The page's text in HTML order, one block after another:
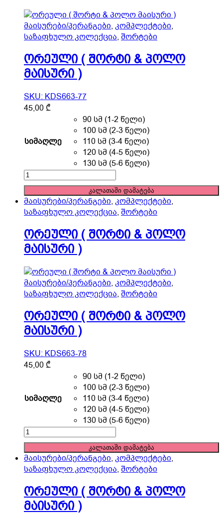
მაისურები/პერანგები, კომპლექტები,
საზაფხულო კოლექცია, შორტები
ორეული ( შორტი & პოლო
მაისური )
SKU: KDS663-77
45,00₾
product
multiple
variants.
options
may
be
chosen
on
the
product
page
სიმაღლე
90 სმ (1-2 წელი)
100 სმ (2-3 წელი)
110 სმ (3-4 წელი)
120 სმ (4-5 წელი)
130 სმ (5-6 წელი)
ორეული
(
შორტი
&
პოლო
მაისური
)
quantity
კალათაში დამატება
მაისურები/პერანგები, კომპლექტები,
საზაფხულო კოლექცია, შორტები
ორეული ( შორტი & პოლო
მაისური )
მაისურები/პერანგები, კომპლექტები,
საზაფხულო კოლექცია, შორტები
ორეული ( შორტი & პოლო
მაისური )
SKU: KDS663-78
45,00₾
product
multiple
variants.
options
may
be
chosen
on
the
product
page
სიმაღლე
90 სმ (1-2 წელი)
100 სმ (2-3 წელი)
110 სმ (3-4 წელი)
120 სმ (4-5 წელი)
130 სმ (5-6 წელი)
ორეული
(
შორტი
&
პოლო
მაისური
)
quantity
კალათაში დამატება
მაისურები/პერანგები, კომპლექტები,
საზაფხულო კოლექცია, შორტები
ორეული ( შორტი & პოლო
მაისური )